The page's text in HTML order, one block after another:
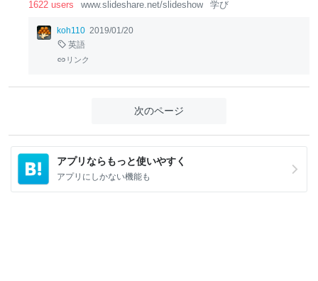
1622 users
www.slideshare.net/slideshow 学び
koh110 2019/01/20
英語
リンク
次のページ
アプリならもっと使いやすく
アプリにしかない機能も